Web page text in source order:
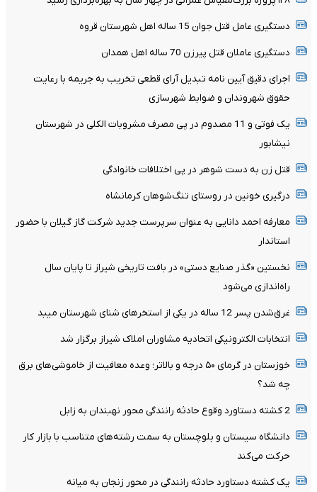
دستگیری عامل قتل جوان 15 ساله اهل شهرستان قروه
دستگیری عاملان قتل پیرزن 70 ساله اهل همدان
اجرای دقیق آیین نامه تبدیل آرای قطعی تخریب به جریمه با رعایت
حقوق شهروندان و ضوابط شهرسازی
یک فوتی و 11 مصدوم در پی مصرف مشروبات الکلی در شهرستان
نیشابور
قتل زن به دست شوهر در پی اختلافات خانوادگی
درگیری خونین در روستای تنگ‌شوهان کرمانشاه
معارفه احمد دانایی به عنوان سرپرست جدید شرکت گاز گیلان با حضور
استاندار
نخستین «گذر صنایع دستی» در بافت تاریخی شیراز تا پایان سال
راه‌اندازی می‌شود
غرق‌شدن پسر 12 ساله در یکی از استخرهای شنای شهرستان میبد
انتخابات الکترونیکی اتحادیه مشاوران املاک شیراز برگزار شد
خوزستان در گرمای ۵۰ درجه و بالاتر؛ وعده معافیت از خاموشی‌های برق
چه شد؟
2 کشته دستاورد وقوع حادثه رانندگی محور نهبندان به زابل
دانشگاه سیستان و بلوچستان به سمت رشته‌های متناسب با بازار کار
حرکت می‌کند
یک کشته دستاورد حادثه رانندگی در محور زنجان به میانه